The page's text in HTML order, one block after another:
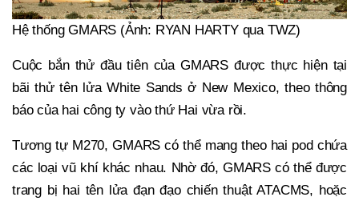
Hệ thống GMARS (Ảnh: RYAN HARTY qua TWZ)
Cuộc bắn thử đầu tiên của GMARS được thực hiện tại
bãi thử tên lửa White Sands ở New Mexico, theo thông
báo của hai công ty vào thứ Hai vừa rồi.
Tương tự M270, GMARS có thể mang theo hai pod chứa
các loại vũ khí khác nhau. Nhờ đó, GMARS có thể được
trang bị hai tên lửa đạn đạo chiến thuật ATACMS, hoặc